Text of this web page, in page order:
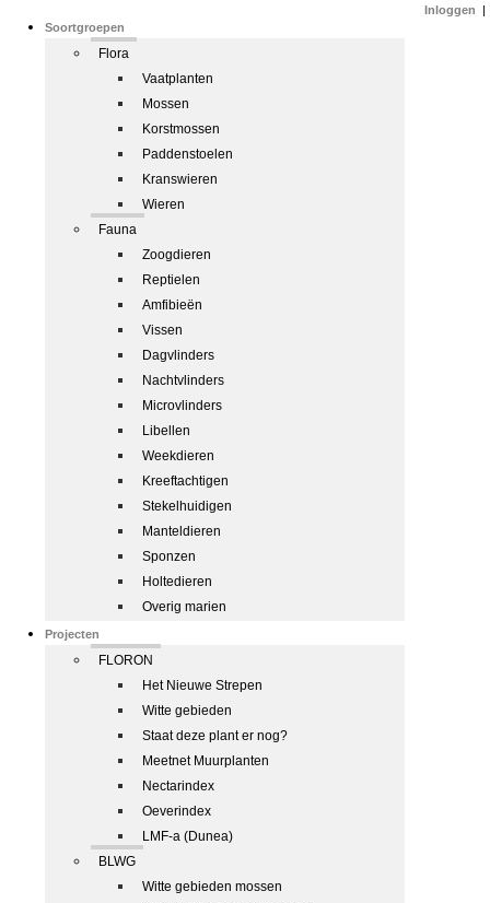
Soortgroepen
Flora
Vaatplanten
Mossen
Korstmossen
Paddenstoelen
Kranswieren
Wieren
Fauna
Zoogdieren
Reptielen
Amfibieën
Vissen
Dagvlinders
Nachtvlinders
Microvlinders
Libellen
Weekdieren
Kreeftachtigen
Stekelhuidigen
Manteldieren
Sponzen
Holtedieren
Overig marien
Projecten
FLORON
Het Nieuwe Strepen
Witte gebieden
Staat deze plant er nog?
Meetnet Muurplanten
Nectarindex
Oeverindex
LMF-a (Dunea)
BLWG
Witte gebieden mossen
Inloggen |